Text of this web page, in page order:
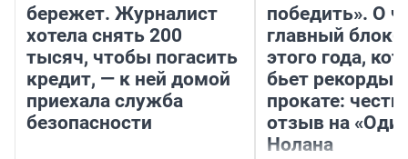
бережет. Журналист
хотела снять 200
тысяч, чтобы погасить
кредит, — к ней домой
приехала служба
безопасности
победить». О
главный
этого года,
бьет рекорды в
прокате:
отзыв на
Нолана